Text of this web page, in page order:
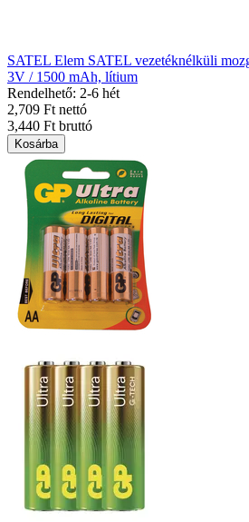
SATEL Elem SATEL vezetéknélküli
3V / 1500 mAh, lítium
Rendelhető: 2-6 hét
2,709 Ft nettó
3,440 Ft bruttó
Kosárba